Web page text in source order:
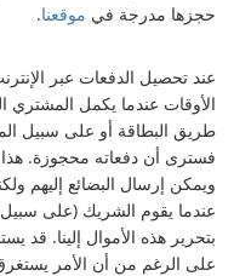
حجزها مدرجة في موقعنا.
عند تحصيل الدفعات عبر
الأوقات عندما يكمل
طريق البطاقة أو على سبيل
فسترى أن دفعاته محجوزة. هذا
ويمكن إرسال البضائع إليهم
عندما يقوم الشريك (على
على الرغم من أن الأمر